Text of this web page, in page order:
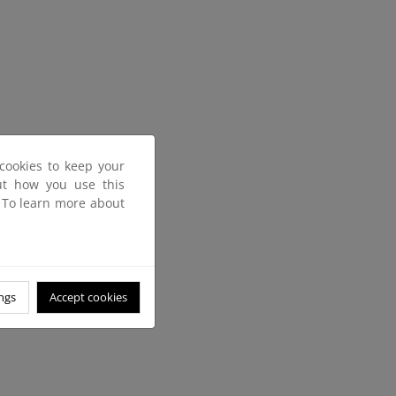
to keep your
how you use this
learn more about
Accept cookies